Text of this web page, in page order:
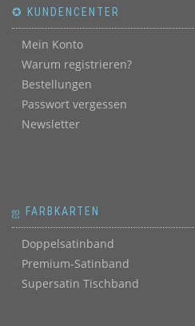
✪ KUNDENCENTER
Mein Konto
Warum registrieren?
Bestellungen
Passwort vergessen
Newsletter
ஐ FARBKARTEN
Doppelsatinband
Premium-Satinband
Supersatin Tischband